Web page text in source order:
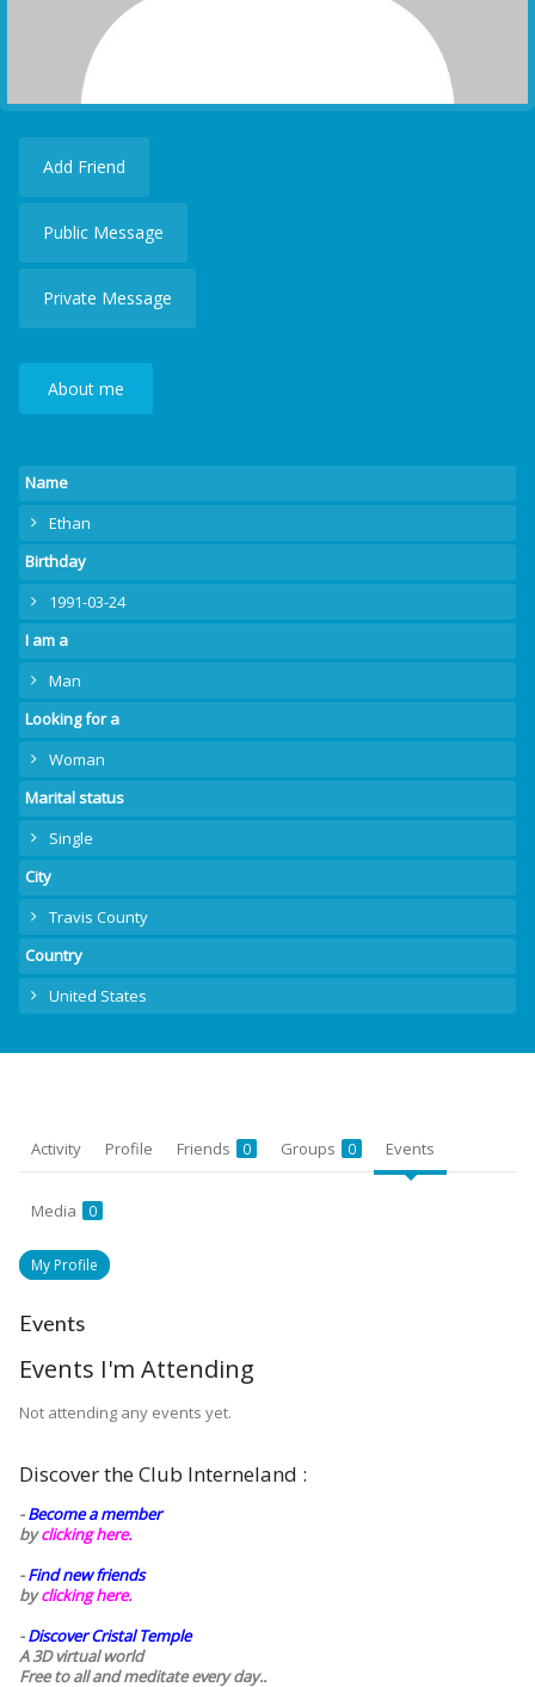
Add Friend
Public Message
Private Message
About me
Name
Ethan
Birthday
1991-03-24
I am a
Man
Looking for a
Woman
Marital status
Single
City
Travis County
Country
United States
Activity Profile Friends 0 Groups 0 Events
Media 0
My Profile
Events
Events I'm Attending
Not attending any events yet.
Discover the Club Interneland :
-Become a member
byclicking here.
-Find new friends
byclicking here.
-Discover Cristal Temple
A 3D virtual world
Free to all and meditate every day..